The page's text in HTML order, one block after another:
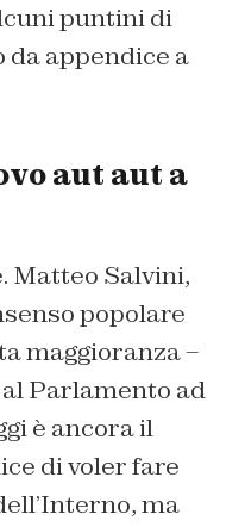
puntini di
da appendice a
aut aut a
Matteo Salvini,
popolare
maggioranza –
al Parlamento ad
è ancora il
di voler fare
ma